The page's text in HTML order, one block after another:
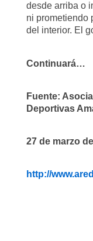
desde arriba o
ni prometiendo
del interior. El
Continuará…
Fuente:
Deportivas
27 de marzo
http://